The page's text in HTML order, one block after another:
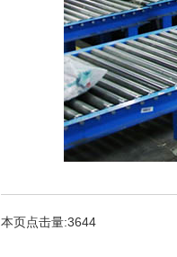
本页点击量:3644